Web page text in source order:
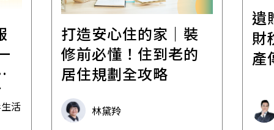
活
打造安心住的家｜裝
修前必懂！住到老的
居住規劃全攻略
林黛羚
遺
財
產